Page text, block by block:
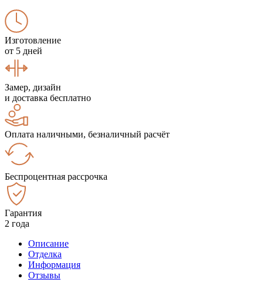
Изготовление
от 5 дней
Замер, дизайн
и доставка бесплатно
Оплата наличными, безналичный расчёт
Беспроцентная рассрочка
Гарантия
2 года
Описание
Отделка
Информация
Отзывы